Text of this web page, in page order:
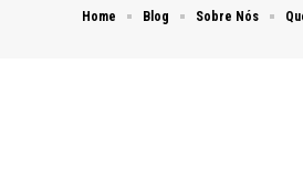
Home Blog Sobre Nós